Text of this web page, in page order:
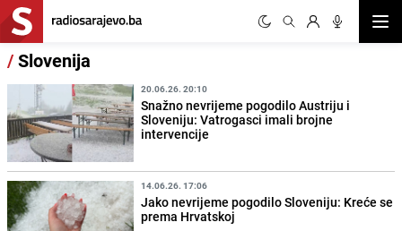
/Slovenija
20.06.26. 20:10
Snažno nevrijeme pogodilo Austriju i
Sloveniju: Vatrogasci imali brojne
intervencije
14.06.26. 17:06
Jako nevrijeme pogodilo Sloveniju: Kreće se
prema Hrvatskoj